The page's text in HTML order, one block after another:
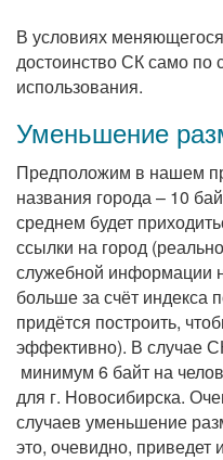
В условиях
достоинство СК само по
использования.
Уменьшение
Предположим в нашем
названия города – 10
среднем будет
ссылки на город
служебной информации
больше за счёт индекса
придётся построить,
эффективно). В случае
минимум 6 байт на
для г. Hовосибирска.
случаев уменьшение
это, очевидно, приведет